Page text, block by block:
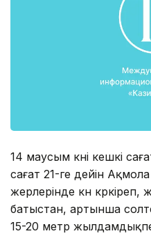
14 маусым күні кешкі
сағат 21-ге дейін
жерлерінде күн күркіреп,
батыстан, артынша
15-20 метр